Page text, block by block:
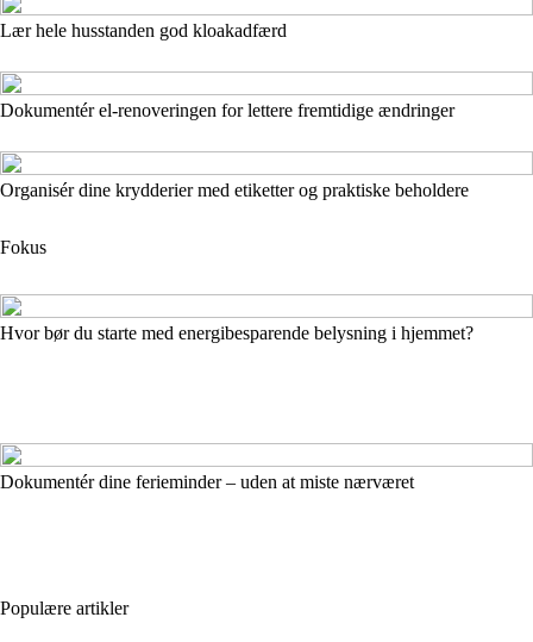
Lær hele husstanden god kloakadfærd
Dokumentér el-renoveringen for lettere fremtidige ændringer
Organisér dine krydderier med etiketter og praktiske beholdere
Fokus
Hvor bør du starte med energibesparende belysning i hjemmet?
Dokumentér dine ferieminder – uden at miste nærværet
Populære artikler